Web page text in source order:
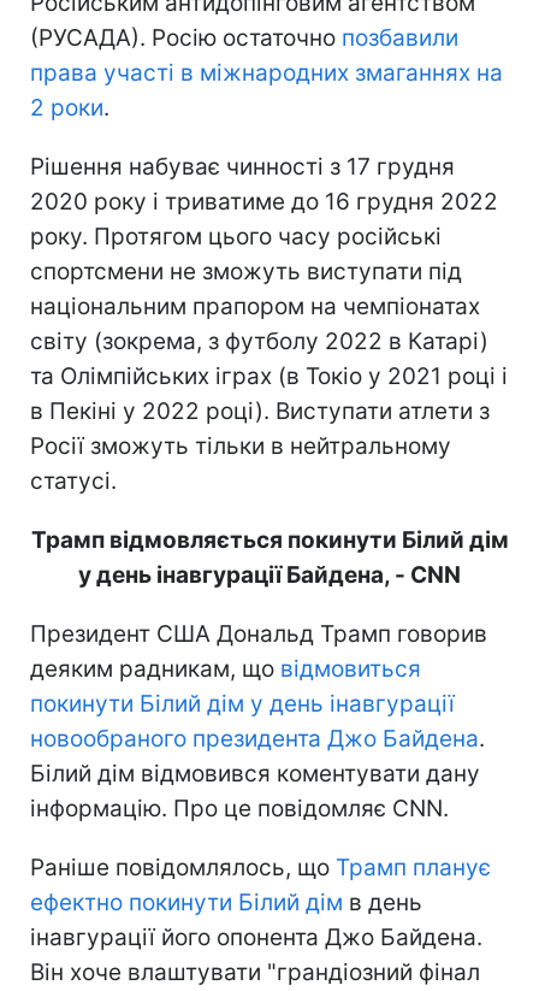
(РУСАДА). Росію остаточно позбавили
права участі в міжнародних змаганнях на
2 роки.
Рішення набуває чинності з 17 грудня
2020 року і триватиме до 16 грудня 2022
року. Протягом цього часу російські
спортсмени не зможуть виступати під
національним прапором на чемпіонатах
світу (зокрема, з футболу 2022 в Катарі)
та Олімпійських іграх (в Токіо у 2021 році і
в Пекіні у 2022 році). Виступати атлети з
Росії зможуть тільки в нейтральному
статусі.
Трамп відмовляється покинути Білий дім
у день інавгурації Байдена, - CNN
Президент США Дональд Трамп говорив
деяким радникам, що відмовиться
покинути Білий дім у день інавгурації
новообраного президента Джо Байдена.
Білий дім відмовився коментувати дану
інформацію. Про це повідомляє CNN.
Раніше повідомлялось, що Трамп планує
ефектно покинути Білий дім в день
інавгурації його опонента Джо Байдена.
Він хоче влаштувати "грандіозний фінал